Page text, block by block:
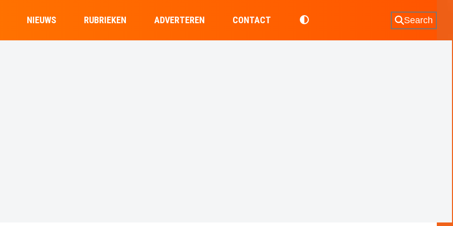
NIEUWS RUBRIEKEN ADVERTEREN CONTACT Search